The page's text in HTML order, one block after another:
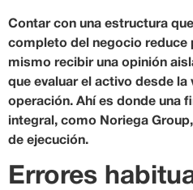
Contar con una estructura
completo del negocio reduce
mismo recibir una opinión
que evaluar el activo desde
operación. Ahí es donde una
integral, como Noriega
de ejecución.
Errores